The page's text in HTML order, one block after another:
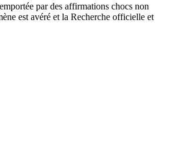
par des affirmations chocs non
est avéré et la Recherche officielle et